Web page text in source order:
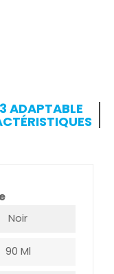
ADAPTABLE
Noir
90 Ml